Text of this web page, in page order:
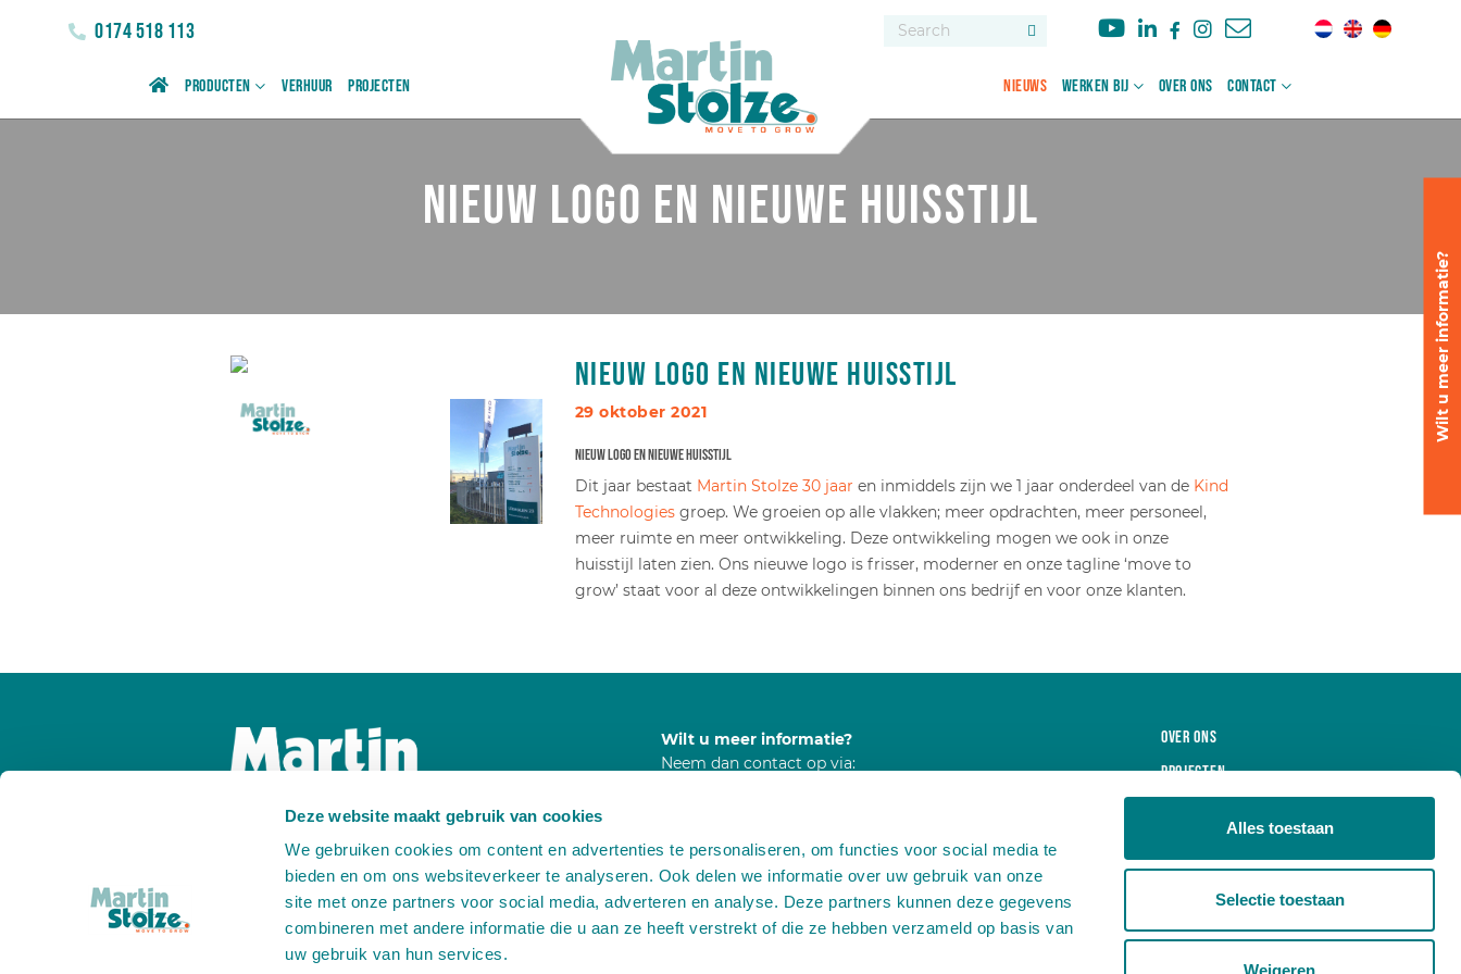
Deze website maakt gebruik van cookies
We gebruiken cookies om content en advertenties te personaliseren, om functies voor social media te
bieden en om ons websiteverkeer te analyseren. Ook delen we informatie over uw gebruik van onze
site met onze partners voor social media, adverteren en analyse. Deze partners kunnen deze gegevens
combineren met andere informatie die u aan ze heeft verstrekt of die ze hebben verzameld op basis van
uw gebruik van hun services.
Alles toestaan
Selectie toestaan
Weigeren
0174 518 113
Producten Verhuur Projecten Nieuws Werken bij Over ons Contact
Nieuw logo en nieuwe huisstijl
Nieuw logo en nieuwe huisstijl
29 oktober 2021
Nieuw logo en nieuwe huisstijl
Dit jaar bestaat Martin Stolze 30 jaar en inmiddels zijn we 1 jaar onderdeel van de Kind
Technologiesgroep. We groeien op alle vlakken; meer opdrachten, meer personeel,
meer ruimte en meer ontwikkeling. Deze ontwikkeling mogen we ook in onze
huisstijl laten zien. Ons nieuwe logo is frisser, moderner en onze tagline ‘move to
grow’ staat voor al deze ontwikkelingen binnen ons bedrijf en voor onze klanten.
Wilt u meer informatie?
Wilt u meer informatie?
Neem dan contact op via:
T+31 (0)174 518 113
Einfo@martinstolze.nl
Over ons
Projecten
Werken bij